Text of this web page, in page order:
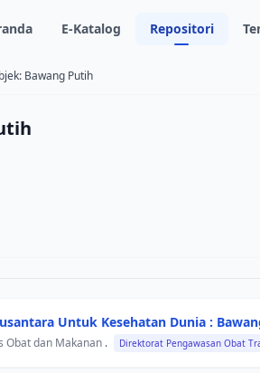
E-Katalog Repositori
Bawang Putih
Untuk Kesehatan Dunia :
Obat dan Makanan . Direktorat Pengawasan Obat